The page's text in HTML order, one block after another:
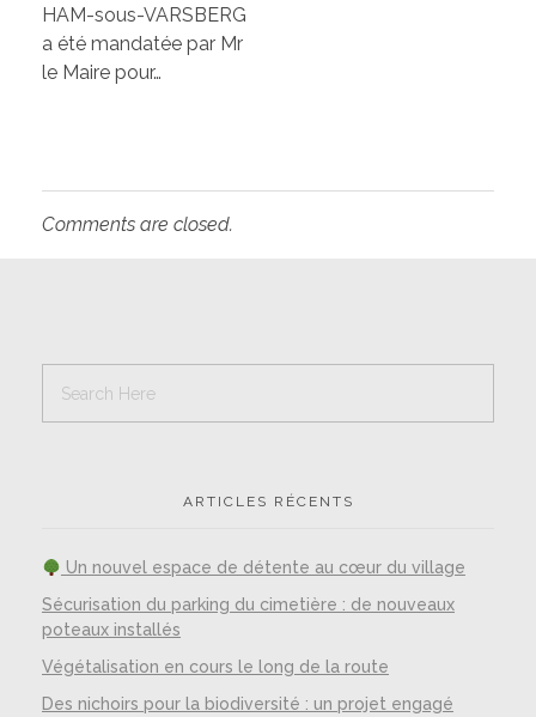
HAM-sous-VARSBERG
a été mandatée par Mr
le Maire pour…
Comments are closed.
ARTICLES RÉCENTS
Un nouvel espace de détente au cœur du village
Sécurisation du parking du cimetière : de nouveaux
poteaux installés
Végétalisation en cours le long de la route
Des nichoirs pour la biodiversité : un projet engagé